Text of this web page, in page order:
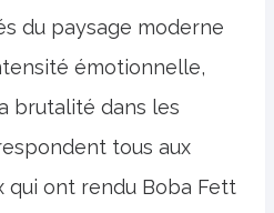
du paysage moderne
émotionnelle,
brutalité dans les
tous aux
qui ont rendu Boba Fett